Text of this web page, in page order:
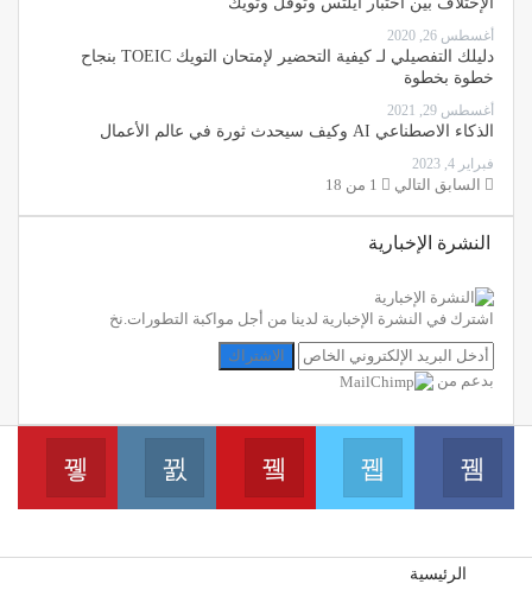
أغسطس 26, 2020
دليلك التفصيلي لـ كيفية التحضير لإمتحان التويك TOEIC بنجاح
خطوة بخطوة
أغسطس 29, 2021
الذكاء الاصطناعي AI وكيف سيحدث ثورة في عالم الأعمال
فبراير 4, 2023
السابق التالي 1 من 18
النشرة الإخبارية
اشترك في النشرة الإخبارية لدينا من أجل مواكبة التطورات.نخ
الاشتراك
بدعم من
Facebook
انضم الينا على الفايسبوك
Twitter
انضم الينا على التويتر
Youtube
انضم الينا على اليوتيب
Instagram
انضم الينا على
الرئيسية